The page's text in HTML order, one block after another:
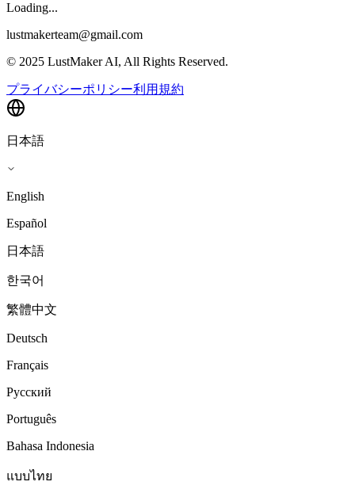
Loading...
lustmakerteam@gmail.com
© 2025 LustMaker AI, All Rights Reserved.
プライバシーポリシー利用規約
日本語
English
Español
日本語
한국어
繁體中文
Deutsch
Français
Русский
Português
Bahasa Indonesia
แบบไทย